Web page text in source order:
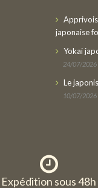
japonaise
Yokai
24/07/2026
Le
10/07/2026
Expédition sous 48h